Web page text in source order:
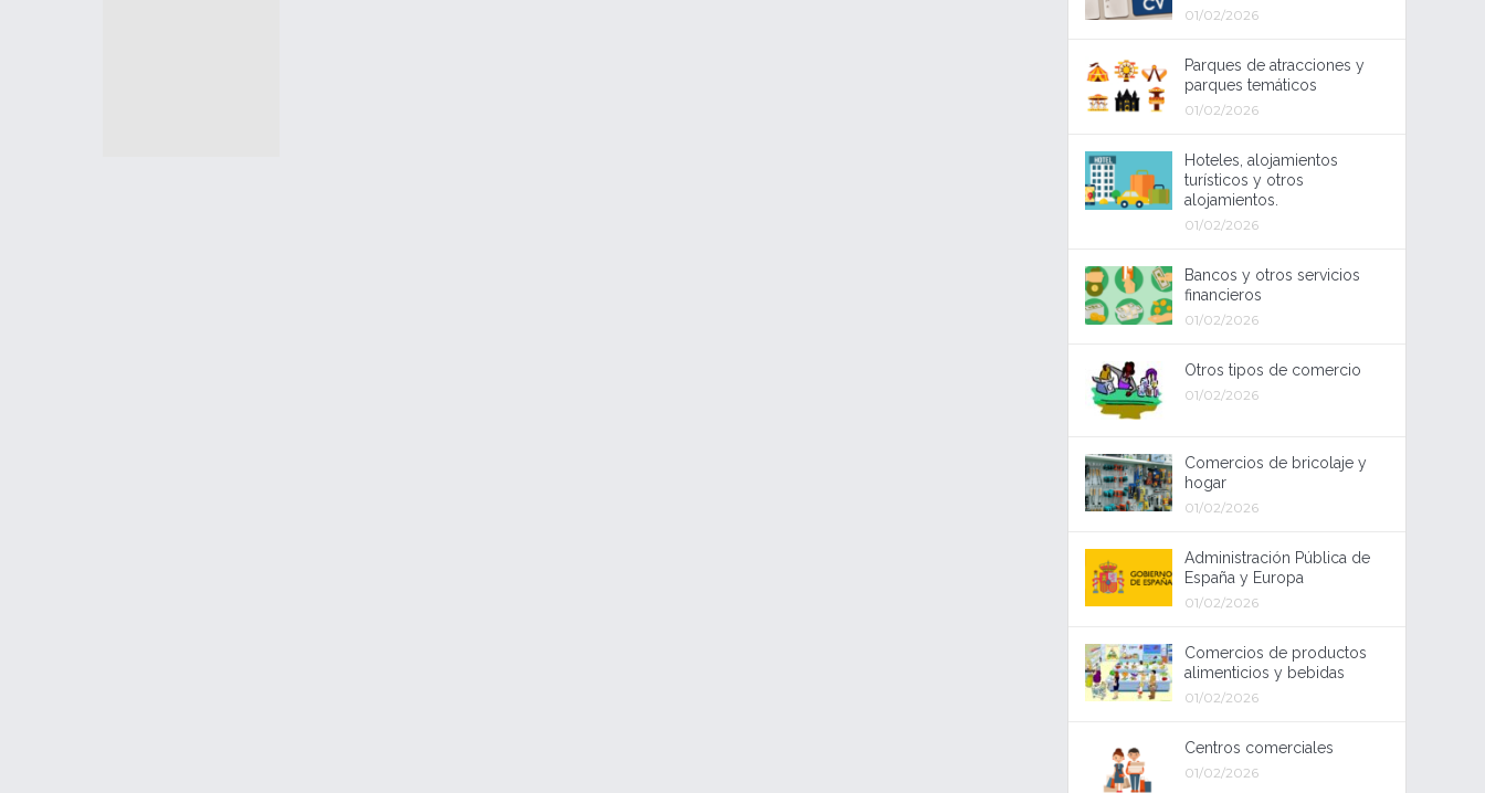
01/02/2026
Parques de atracciones y
parques temáticos
01/02/2026
Hoteles, alojamientos
turísticos y otros
alojamientos.
01/02/2026
Bancos y otros servicios
financieros
01/02/2026
Otros tipos de comercio
01/02/2026
Comercios de bricolaje y
hogar
01/02/2026
Administración Pública de
España y Europa
01/02/2026
Comercios de productos
alimenticios y bebidas
01/02/2026
Centros comerciales
01/02/2026